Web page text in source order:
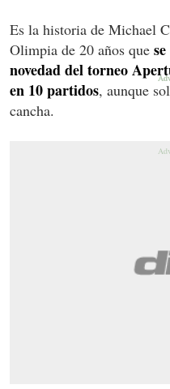
Es la historia de Michael
Olimpia de 20 años que
novedad del torneo
en 10 partidos, aunque
cancha.